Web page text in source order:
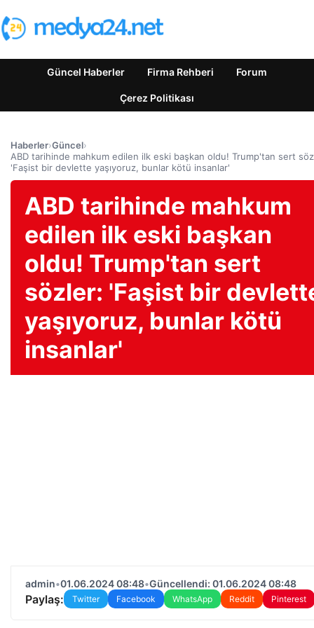
Güncel Haberler Firma Rehberi Forum
Çerez Politikası
Haberler›Güncel›
ABD tarihinde mahkum edilen ilk eski başkan oldu! Trump'tan sert
'Faşist bir devlette yaşıyoruz, bunlar kötü insanlar'
ABD tarihinde mahkum
edilen ilk eski başkan
oldu! Trump'tan sert
sözler: 'Faşist bir
yaşıyoruz, bunlar kötü
insanlar'
admin•01.06.2024 08:48•Güncellendi: 01.06.2024 08:48
Paylaş: Twitter Facebook WhatsApp Reddit Pinterest